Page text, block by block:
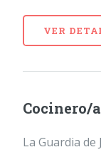
VER
Cocinero/
La Guardia de